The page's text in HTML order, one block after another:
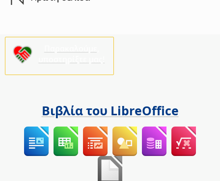
Βιβλία του LibreOffice